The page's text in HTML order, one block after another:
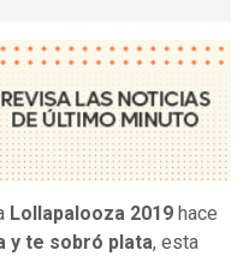
Lollapalooza 2019 hace
y te sobró plata, esta